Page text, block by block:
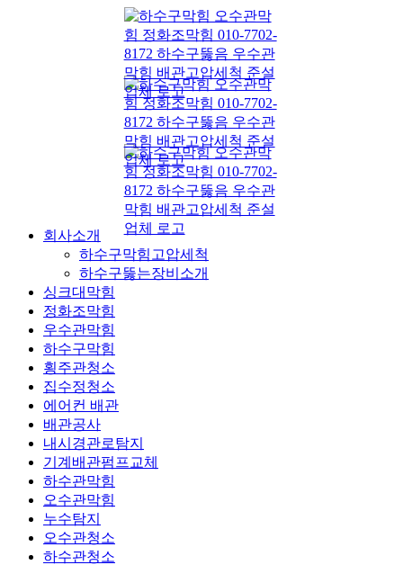
회사소개
하수구막힘고압세척
하수구뚫는장비소개
싱크대막힘
정화조막힘
우수관막힘
하수구막힘
횡주관청소
집수정청소
에어컨 배관
배관공사
내시경관로탐지
기계배관펌프교체
하수관막힘
오수관막힘
누수탐지
오수관청소
하수관청소